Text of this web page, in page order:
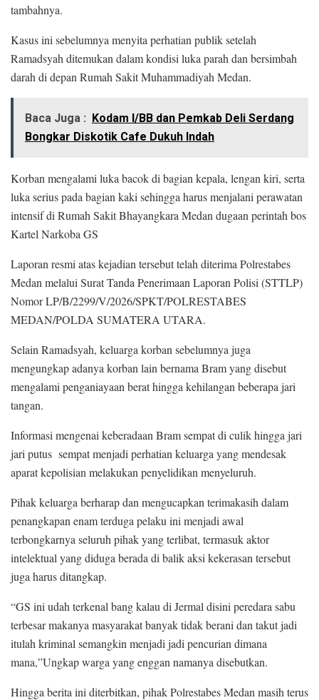
tambahnya.
Kasus ini sebelumnya menyita perhatian publik setelah
Ramadsyah ditemukan dalam kondisi luka parah dan bersimbah
darah di depan Rumah Sakit Muhammadiyah Medan.
Baca Juga : Kodam I/BB dan Pemkab Deli Serdang
Bongkar Diskotik Cafe Dukuh Indah
Korban mengalami luka bacok di bagian kepala, lengan kiri, serta
luka serius pada bagian kaki sehingga harus menjalani perawatan
intensif di Rumah Sakit Bhayangkara Medan dugaan perintah bos
Kartel Narkoba GS
Laporan resmi atas kejadian tersebut telah diterima Polrestabes
Medan melalui Surat Tanda Penerimaan Laporan Polisi (STTLP)
Nomor LP/B/2299/V/2026/SPKT/POLRESTABES
MEDAN/POLDA SUMATERA UTARA.
Selain Ramadsyah, keluarga korban sebelumnya juga
mengungkap adanya korban lain bernama Bram yang disebut
mengalami penganiayaan berat hingga kehilangan beberapa jari
tangan.
Informasi mengenai keberadaan Bram sempat di culik hingga jari
jari putus sempat menjadi perhatian keluarga yang mendesak
aparat kepolisian melakukan penyelidikan menyeluruh.
Pihak keluarga berharap dan mengucapkan terimakasih dalam
penangkapan enam terduga pelaku ini menjadi awal
terbongkarnya seluruh pihak yang terlibat, termasuk aktor
intelektual yang diduga berada di balik aksi kekerasan tersebut
juga harus ditangkap.
“GS ini udah terkenal bang kalau di Jermal disini peredara sabu
terbesar makanya masyarakat banyak tidak berani dan takut jadi
itulah kriminal semangkin menjadi jadi pencurian dimana
mana,”Ungkap warga yang enggan namanya disebutkan.
Hingga berita ini diterbitkan, pihak Polrestabes Medan masih terus